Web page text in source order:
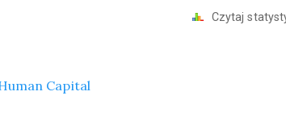
Czytaj
Capital